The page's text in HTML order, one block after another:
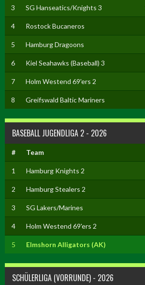
3 SG Hanseatics/Knights 3
4 Rostock Bucaneros
5 Hamburg Dragoons
6 Kiel Seahawks (Baseball) 3
7 Holm Westend 69'ers 2
8 Greifswald Baltic Mariners
BASEBALL JUGENDLIGA 2 - 2026
# Team
1 Hamburg Knights 2
2 Hamburg Stealers 2
3 SG Lakers/Marines
4 Holm Westend 69'ers 2
5 Elmshorn Alligators (AK)
SCHÜLERLIGA (VORRUNDE) - 2026